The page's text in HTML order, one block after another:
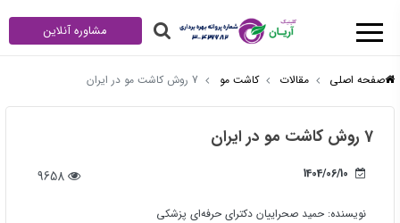
مشاوره آنلاین
صفحه اصلی مقالات کاشت مو 7 روش کاشت مو در ایران
7 روش کاشت مو در ایران
1404/06/10
نویسنده: حمید صحراییان دکترای حرفه‌ای پزشکی